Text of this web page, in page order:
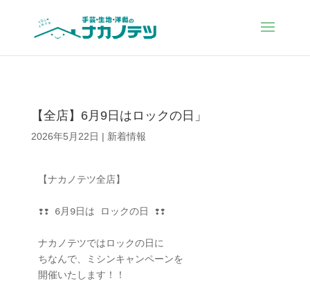
【全店】6月9日はロックの日」
2026年5月22日 | 新着情報
【ナカノテツ全店】
❢❢ 6月9日は ロックの日 ❢❢
ナカノテツではロックの日に
ちなんで、ミシンキャンペーンを
開催いたします！！